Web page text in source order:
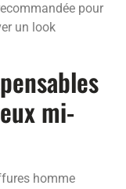
pour
un look
mi-
homme